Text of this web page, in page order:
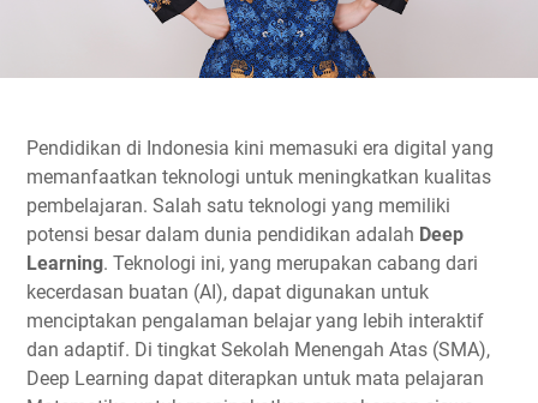
Pendidikan di Indonesia kini memasuki era digital yang
memanfaatkan teknologi untuk meningkatkan kualitas
pembelajaran. Salah satu teknologi yang memiliki
potensi besar dalam dunia pendidikan adalah Deep
Learning. Teknologi ini, yang merupakan cabang dari
kecerdasan buatan (AI), dapat digunakan untuk
menciptakan pengalaman belajar yang lebih interaktif
dan adaptif. Di tingkat Sekolah Menengah Atas (SMA),
Deep Learning dapat diterapkan untuk mata pelajaran